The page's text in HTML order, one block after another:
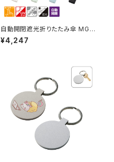
自動開閉遮光折りたたみ傘 MG
（スムーズ収納タイプ）
¥4,247